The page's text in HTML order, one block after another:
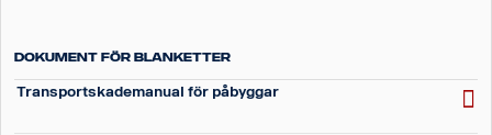
Dokument för Blanketter
Transportskademanual för påbyggar